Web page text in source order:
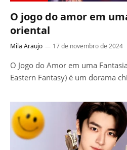
O jogo do amor em
oriental
Mila Araujo 17 de novembro de 2024
O Jogo do Amor em uma
Eastern Fantasy) é um dorama